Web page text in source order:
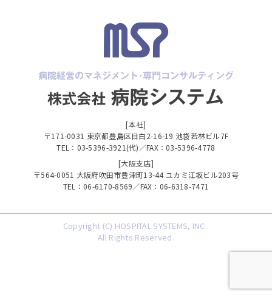
[本社]
〒171-0031 東京都豊島区目白2-16-19 池袋若林ビル7F
TEL：03-5396-3921(代)／FAX：03-5396-4778
[大阪支店]
〒564-0051 大阪府吹田市豊津町13-44 ユカミ江坂ビル203号
TEL：06-6170-8569／FAX：06-6318-7471
Copyright (C) HOSPITAL SYSTEMS, INC .
All Rights Reserved.